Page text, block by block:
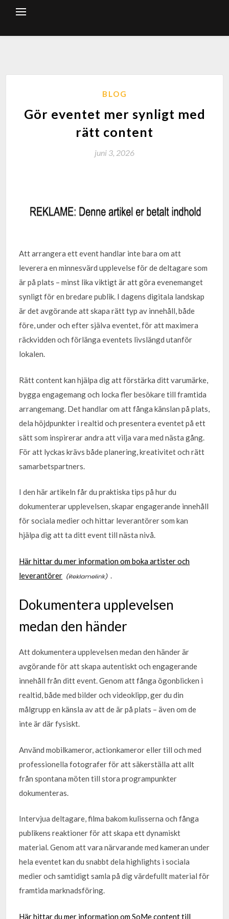
BLOG
Gör eventet mer synligt med
rätt content
juni 3, 2026
Att arrangera ett event handlar inte bara om att
leverera en minnesvärd upplevelse för de deltagare som
är på plats – minst lika viktigt är att göra evenemanget
synligt för en bredare publik. I dagens digitala landskap
är det avgörande att skapa rätt typ av innehåll, både
före, under och efter själva eventet, för att maximera
räckvidden och förlänga eventets livslängd utanför
lokalen.
Rätt content kan hjälpa dig att förstärka ditt varumärke,
bygga engagemang och locka fler besökare till framtida
arrangemang. Det handlar om att fånga känslan på plats,
dela höjdpunkter i realtid och presentera eventet på ett
sätt som inspirerar andra att vilja vara med nästa gång.
För att lyckas krävs både planering, kreativitet och rätt
samarbetspartners.
I den här artikeln får du praktiska tips på hur du
dokumenterar upplevelsen, skapar engagerande innehåll
för sociala medier och hittar leverantörer som kan
hjälpa dig att ta ditt event till nästa nivå.
Här hittar du mer information om boka artister och
leverantörer
Dokumentera upplevelsen
medan den händer
Att dokumentera upplevelsen medan den händer är
avgörande för att skapa autentiskt och engagerande
innehåll från ditt event. Genom att fånga ögonblicken i
realtid, både med bilder och videoklipp, ger du din
målgrupp en känsla av att de är på plats – även om de
inte är där fysiskt.
Använd mobilkameror, actionkameror eller till och med
professionella fotografer för att säkerställa att allt
från spontana möten till stora programpunkter
dokumenteras.
Intervjua deltagare, filma bakom kulisserna och fånga
publikens reaktioner för att skapa ett dynamiskt
material. Genom att vara närvarande med kameran under
hela eventet kan du snabbt dela highlights i sociala
medier och samtidigt samla på dig värdefullt material för
framtida marknadsföring.
Här hittar du mer information om SoMe content till